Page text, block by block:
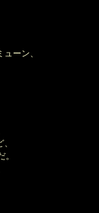
ーン、